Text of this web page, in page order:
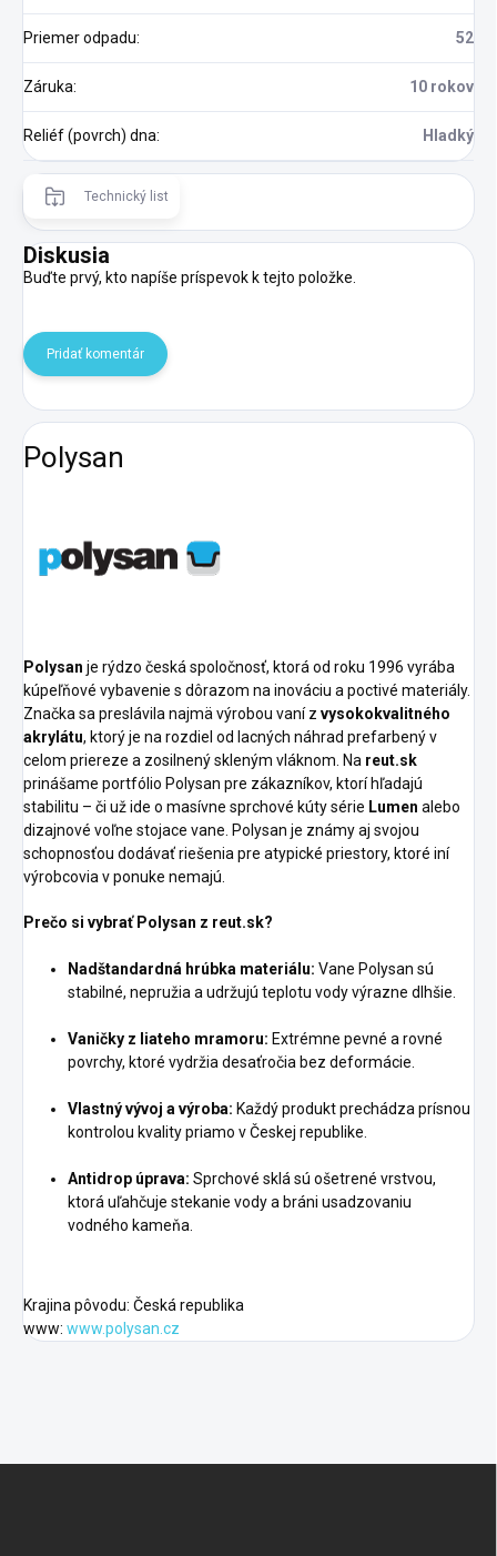
Priemer odpadu: 52
Záruka: 10 rokov
Reliéf (povrch) dna: Hladký
Technický list
Diskusia
Buďte prvý, kto napíše príspevok k tejto položke.
Pridať komentár
Polysan
Polysan je rýdzo česká spoločnosť, ktorá od roku 1996 vyrába
kúpeľňové vybavenie s dôrazom na inováciu a poctivé materiály.
Značka sa preslávila najmä výrobou vaní z vysokokvalitného
akrylátu, ktorý je na rozdiel od lacných náhrad prefarbený v
celom priereze a zosilnený skleným vláknom. Na reut.sk
prinášame portfólio Polysan pre zákazníkov, ktorí hľadajú
stabilitu – či už ide o masívne sprchové kúty série Lumen alebo
dizajnové voľne stojace vane. Polysan je známy aj svojou
schopnosťou dodávať riešenia pre atypické priestory, ktoré iní
výrobcovia v ponuke nemajú.
Prečo si vybrať Polysan z reut.sk?
Nadštandardná hrúbka materiálu: Vane Polysan sú
stabilné, nepružia a udržujú teplotu vody výrazne dlhšie.
Vaničky z liateho mramoru: Extrémne pevné a rovné
povrchy, ktoré vydržia desaťročia bez deformácie.
Vlastný vývoj a výroba: Každý produkt prechádza prísnou
kontrolou kvality priamo v Českej republike.
Antidrop úprava: Sprchové sklá sú ošetrené vrstvou,
ktorá uľahčuje stekanie vody a bráni usadzovaniu
vodného kameňa.
Krajina pôvodu: Česká republika
www: www.polysan.cz